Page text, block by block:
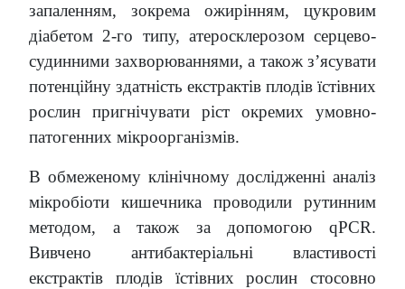
запаленням, зокрема ожирінням, цукровим
діабетом 2-го типу, атеросклерозом серцево-
судинними захворюваннями, а також з’ясувати
потенційну здатність екстрактів плодів їстівних
рослин пригнічувати ріст окремих умовно-
патогенних мікроорганізмів.
В обмеженому клінічному дослідженні аналіз
мікробіоти кишечника проводили рутинним
методом, а також за допомогою qPCR.
Вивчено антибактеріальні властивості
екстрактів плодів їстівних рослин стосовно